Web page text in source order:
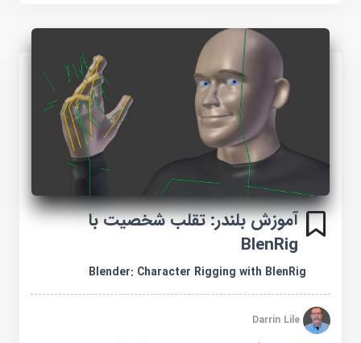
آموزش بلندر: تقلب شخصیت با
BlenRig
Blender: Character Rigging with BlenRig
Darrin Lile